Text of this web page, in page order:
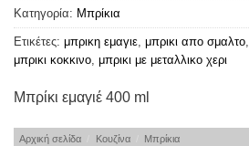
Κατηγορία: Μπρίκια
Ετικέτες: μπρικη εμαγιε, μπρικι απο σμαλτο,
μπρικι κοκκινο, μπρικι με μεταλλικο χερι
Μπρίκι εμαγιέ 400 ml
Αρχική σελίδα Κουζίνα Μπρίκια